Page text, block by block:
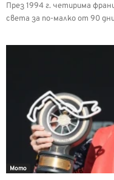
През 1994 г. четирима
света за по-малко от 90
Мото